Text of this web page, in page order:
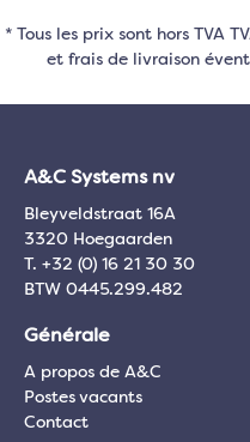
* Tous les prix sont hors TVA
et frais de livraison
A&C Systems nv
Bleyveldstraat 16A
3320 Hoegaarden
T. +32 (0) 16 21 30 30
BTW 0445.299.482
Générale
A propos de A&C
Postes vacants
Contact